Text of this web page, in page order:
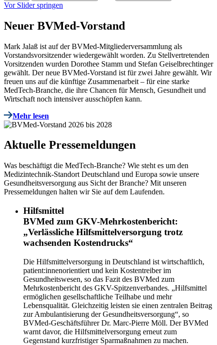
Vor Slider springen
Neuer BVMed-Vorstand
Mark Jalaß ist auf der BVMed-Mitgliederversammlung als
Vorstandsvorsitzender wiedergewählt worden. Zu Stellvertretenden
Vorsitzenden wurden Dorothee Stamm und Stefan Geiselbrechtinger
gewählt. Der neue BVMed-Vorstand ist für zwei Jahre gewählt. Wir
freuen uns auf die künftige Zusammenarbeit – für eine starke
MedTech-Branche, die ihre Chancen für Mensch, Gesundheit und
Wirtschaft noch intensiver ausschöpfen kann.
Mehr lesen
Aktuelle Pressemeldungen
Was beschäftigt die MedTech-Branche? Wie steht es um den
Medizintechnik-Standort Deutschland und Europa sowie unsere
Gesundheitsversorgung aus Sicht der Branche? Mit unseren
Pressemeldungen halten wir Sie auf dem Laufenden.
Hilfsmittel
BVMed zum GKV-Mehrkostenbericht:
„Verlässliche Hilfsmittelversorgung trotz
wachsenden Kostendrucks“
Die Hilfsmittelversorgung in Deutschland ist wirtschaftlich,
patient:innenorientiert und kein Kostentreiber im
Gesundheitswesen, so das Fazit des BVMed zum
Mehrkostenbericht des GKV-Spitzenverbandes. „Hilfsmittel
ermöglichen gesellschaftliche Teilhabe und mehr
Lebensqualität. Gleichzeitig leisten sie einen zentralen Beitrag
zur Ambulantisierung der Gesundheitsversorgung“, so
BVMed-Geschäftsführer Dr. Marc-Pierre Möll. Der BVMed
warnt davor, die Hilfsmittelversorgung erneut zum
Gegenstand kurzfristiger Sparmaßnahmen zu machen.